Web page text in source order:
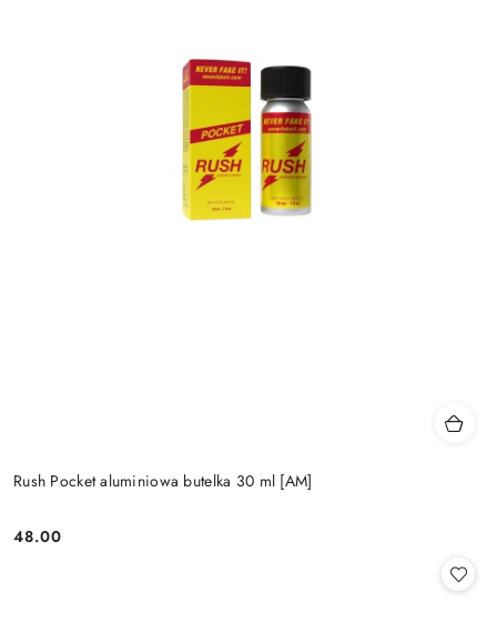
Rush Pocket aluminiowa butelka 30 ml [AM]
Cena:
48.00